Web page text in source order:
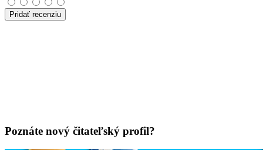
Pridať recenziu
Poznáte nový čitateľský profil?